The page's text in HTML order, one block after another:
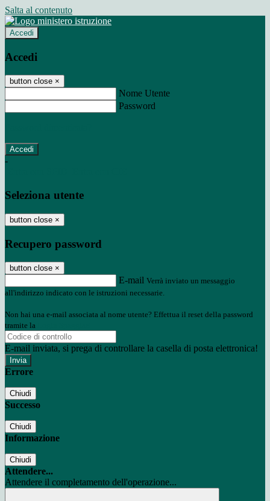
Salta al contenuto
Accedi
Accedi
button close ×
Nome Utente
Password
-
Seleziona utente
button close ×
Recupero password
button close ×
E-mail Verrà inviato un messaggio
all'indirizzo indicato con le istruzioni necessarie.
Non hai una e-mail associata al nome utente? Effettua il reset della password
tramite la
E-mail inviata, si prega di controllare la casella di posta elettronica!
Errore
Chiudi
Successo
Chiudi
Informazione
Chiudi
Attendere...
Attendere il completamento dell'operazione...